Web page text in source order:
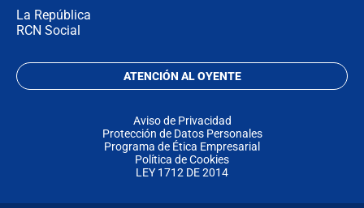
La República
RCN Social
ATENCIÓN AL OYENTE
Aviso de Privacidad
Protección de Datos Personales
Programa de Ética Empresarial
Política de Cookies
LEY 1712 DE 2014